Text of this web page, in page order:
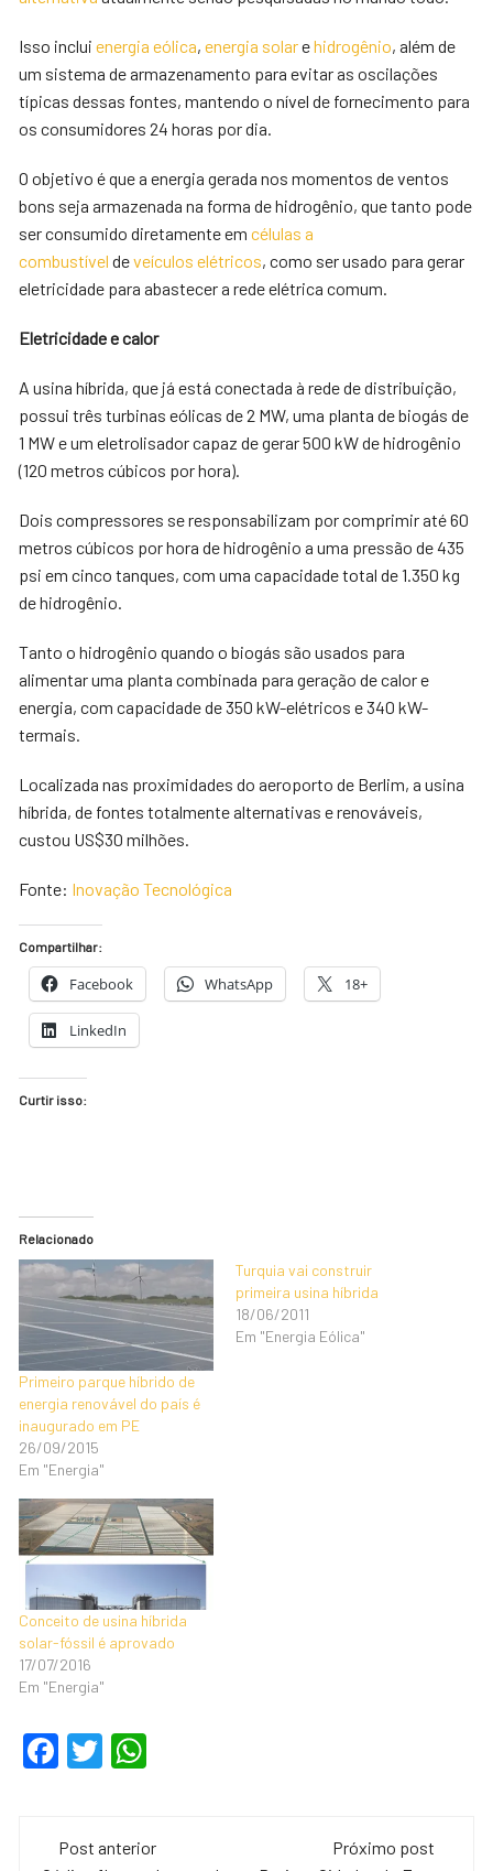
Isso incluienergia eólica,energia solarehidrogênio, além de
um sistema de armazenamento para evitar as oscilações
típicas dessas fontes, mantendo o nível de fornecimento para
os consumidores 24 horas por dia.
O objetivo é que a energia gerada nos momentos de ventos
bons seja armazenada na forma de hidrogênio, que tanto pode
ser consumido diretamente emcélulas a
combustível deveículos elétricos, como ser usado para gerar
eletricidade para abastecer a rede elétrica comum.
Eletricidade e calor
A usina híbrida, que já está conectada à rede de distribuição,
possui três turbinas eólicas de 2 MW, uma planta de biogás de
1 MW e um eletrolisador capaz de gerar 500 kW de hidrogênio
(120 metros cúbicos por hora).
Dois compressores se responsabilizam por comprimir até 60
metros cúbicos por hora de hidrogênio a uma pressão de 435
psi em cinco tanques, com uma capacidade total de 1.350 kg
de hidrogênio.
Tanto o hidrogênio quando o biogás são usados para
alimentar uma planta combinada para geração de calor e
energia, com capacidade de 350 kW-elétricos e 340 kW-
termais.
Localizada nas proximidades do aeroporto de Berlim, a usina
híbrida, de fontes totalmente alternativas e renováveis,
custou US$30 milhões.
Fonte: Inovação Tecnológica
Compartilhar:
Facebook WhatsApp 18+
LinkedIn
Curtir isso:
Relacionado
Primeiro parque híbrido de
energia renovável do país é
inaugurado em PE
26/09/2015
Em "Energia"
Turquia vai construir
primeira usina híbrida
18/06/2011
Em "Energia Eólica"
Conceito de usina híbrida
solar-fóssil é aprovado
17/07/2016
Em "Energia"
F
e
T
er s
Navegação
Post anterior
Próximo post